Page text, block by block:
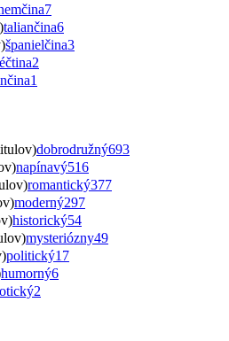
7
taliančina6
španielčina3
2
1
dobrodružný693
napínavý516
romantický377
moderný297
historický54
mysteriózny49
politický17
humorný6
2